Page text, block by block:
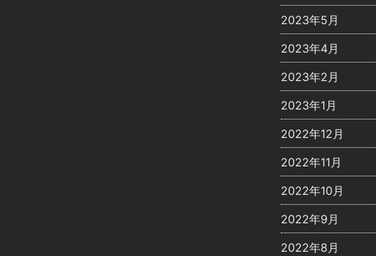
2023年5月
2023年4月
2023年2月
2023年1月
2022年12月
2022年11月
2022年10月
2022年9月
2022年8月